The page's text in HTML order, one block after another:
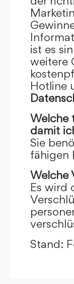
ist es
weitere
Hotline
Welche
damit
Sie
fähigen
Welche
Es wird
Stand: